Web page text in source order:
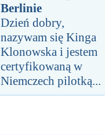
Berlinie
Dzień dobry,
nazywam się Kinga
Klonowska i jestem
certyfikowaną w
Niemczech pilotką...